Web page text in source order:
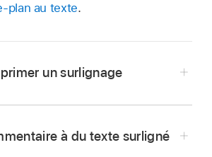
plan au texte.
un surlignage
: Sélectionnez du texte
à du texte surligné